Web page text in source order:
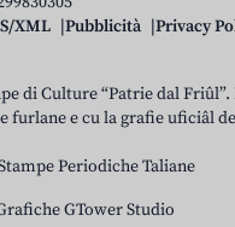
XML Pubblicità
Privacy
di Culture “Patrie dal
furlane e cu la grafie uficiâl
Periodiche Taliane
GTower Studio